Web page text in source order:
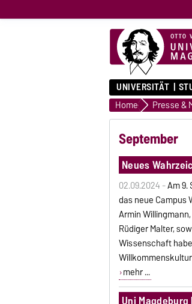
UNIVERSITÄT
Home Presse &
September
Neues
02.09.2024 -Am
das neue Campus
Armin
Rüdiger Malter,
Wissenschaft
mehr ...